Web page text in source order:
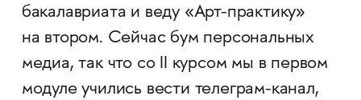
бакалавриата и веду «Арт-практику»
на втором. Сейчас бум персональных
медиа, так что со II курсом мы в первом
модуле учились вести телеграм-канал,